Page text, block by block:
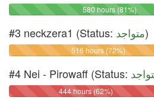
580 hours (81%)
#3 neckzera1 (Status: متواجد)
516 hours (72%)
#4 Nei - Pirowaff (Status:
444 hours (62%)